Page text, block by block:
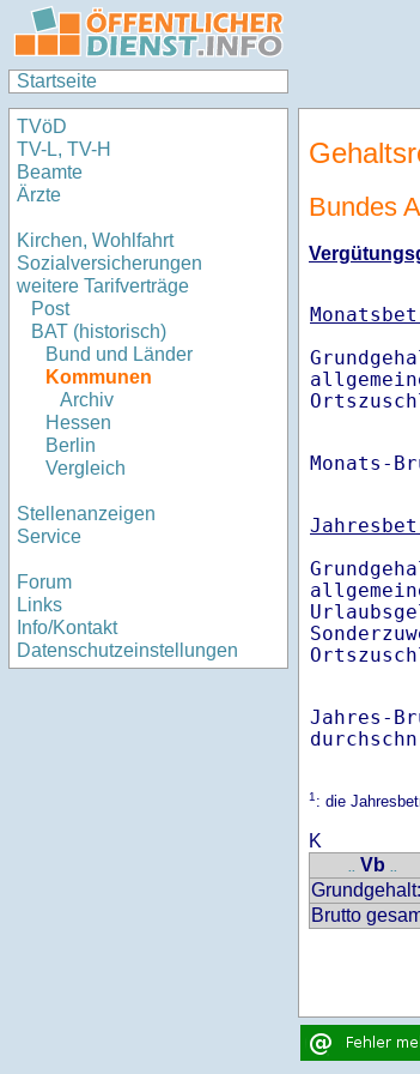
Startseite
TVöD
TV-L, TV-H
Beamte
Ärzte
Kirchen, Wohlfahrt
Sozialversicherungen
weitere Tarifverträge
Post
BAT (historisch)
Bund und Länder
Kommunen
Archiv
Hessen
Berlin
Vergleich
Stellenanzeigen
Service
Forum
Links
Info/Kontakt
Datenschutzeinstellungen
Bundes
1: die
K
.. Vb ..
Grundgehalt:
Brutto